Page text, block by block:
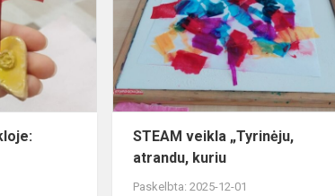
juokas,
bendrystė
draugystės
til...
STEAM veikla „Tyrinėju,
atrandu, kuriu
Paskelbta: 2025-12-01